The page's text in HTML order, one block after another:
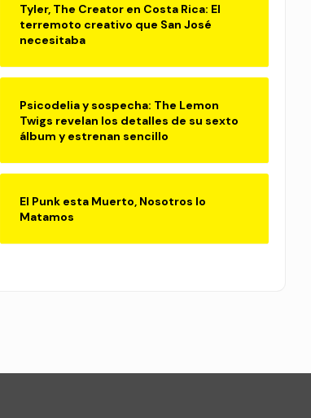
Tyler, The Creator en Costa Rica: El
terremoto creativo que San José
necesitaba
Psicodelia y sospecha: The Lemon
Twigs revelan los detalles de su sexto
álbum y estrenan sencillo
El Punk esta Muerto, Nosotros lo
Matamos